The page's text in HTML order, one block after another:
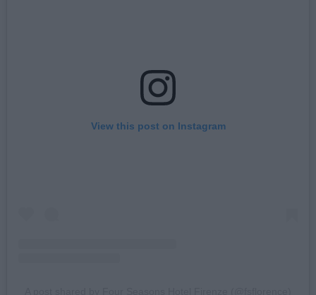
View this post on Instagram